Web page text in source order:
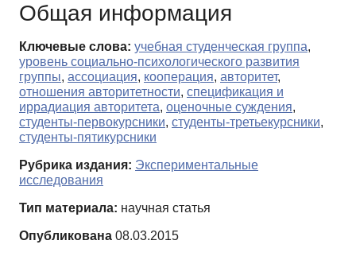
Общая информация
Ключевые слова: учебная студенческая группа,
уровень социально-психологического развития
группы, ассоциация, кооперация, авторитет,
отношения авторитетности, спецификация и
иррадиация авторитета, оценочные суждения,
студенты-первокурсники, студенты-третьекурсники,
студенты-пятикурсники
Рубрика издания: Экспериментальные
исследования
Тип материала: научная статья
Опубликована 08.03.2015